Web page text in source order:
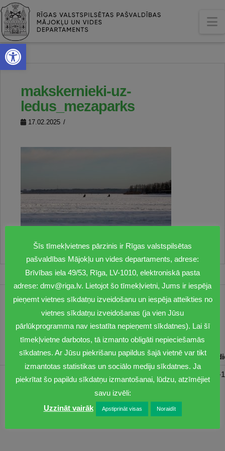
Open toolbar
makskernieki-uz-
ledus_mezaparks
17.02.2025
1201
dmv@riga.lv
Pirmdiena Otrdiena Trešdiena Ceturtdiena
08:00-
Šīs tīmekļvietnes pārzinis ir Rīgas valstspilsētas
pašvaldības Mājokļu un vides departaments, adrese:
Brīvības iela 49/53, Rīga, LV-1010, elektroniskā pasta
adrese: dmv@riga.lv. Lietojot šo tīmekļvietni, Jums ir iespēja
pieņemt vietnes sīkdatņu izveidošanu un iespēja atteikties no
vietnes sīkdatņu izveidošanas (ja vien Jūsu
pārlūkprogramma nav iestatīta nepieņemt sīkdatnes). Lai šī
tīmekļvietne darbotos, tā izmanto obligāti nepieciešamās
sīkdatnes. Ar Jūsu piekrišanu papildus šajā vietnē var tikt
izmantotas statistikas un sociālo mediju sīkdatnes. Ja
piekrītat šo papildu sīkdatņu izmantošanai, lūdzu, atzīmējiet
savu izvēli:
Uzzināt vairāk
Apstiprināt visas Noraidīt